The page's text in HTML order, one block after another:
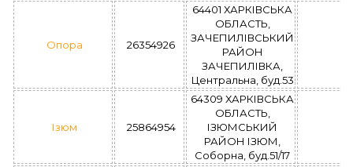
Опора 26354926
64401 ХАРКІВСЬКА
ОБЛАСТЬ,
ЗАЧЕПИЛІВСЬКИЙ
РАЙОН
ЗАЧЕПИЛІВКА,
Центральна, буд.53
Ізюм 25864954
64309 ХАРКІВСЬКА
ОБЛАСТЬ,
ІЗЮМСЬКИЙ
РАЙОН ІЗЮМ,
Соборна, буд.51/17